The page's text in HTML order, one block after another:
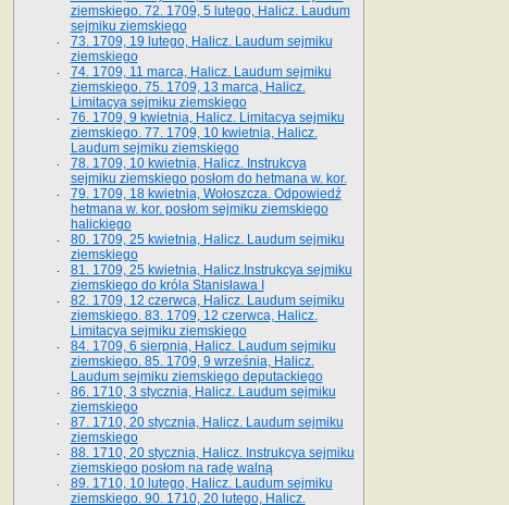
ziemskiego. 72. 1709, 5 lutego, Halicz. Laudum
sejmiku ziemskiego
73. 1709, 19 lutego, Halicz. Laudum sejmiku
ziemskiego
74. 1709, 11 marca, Halicz. Laudum sejmiku
ziemskiego. 75. 1709, 13 marca, Halicz.
Limitacya sejmiku ziemskiego
76. 1709, 9 kwietnia, Halicz. Limitacya sejmiku
ziemskiego. 77. 1709, 10 kwietnia, Halicz.
Laudum sejmiku ziemskiego
78. 1709, 10 kwietnia, Halicz. Instrukcya
sejmiku ziemskiego posłom do hetmana w. kor.
79. 1709, 18 kwietnia, Wołoszcza. Odpowiedź
hetmana w. kor. posłom sejmiku ziemskiego
halickiego
80. 1709, 25 kwietnia, Halicz. Laudum sejmiku
ziemskiego
81. 1709, 25 kwietnia, Halicz.Instrukcya sejmiku
ziemskiego do króla Stanisława I
82. 1709, 12 czerwca, Halicz. Laudum sejmiku
ziemskiego. 83. 1709, 12 czerwca, Halicz.
Limitacya sejmiku ziemskiego
84. 1709, 6 sierpnia, Halicz. Laudum sejmiku
ziemskiego. 85. 1709, 9 września, Halicz.
Laudum sejmiku ziemskiego deputackiego
86. 1710, 3 stycznia, Halicz. Laudum sejmiku
ziemskiego
87. 1710, 20 stycznia, Halicz. Laudum sejmiku
ziemskiego
88. 1710, 20 stycznia, Halicz. Instrukcya sejmiku
ziemskiego posłom na radę walną
89. 1710, 10 lutego, Halicz. Laudum sejmiku
ziemskiego. 90. 1710, 20 lutego, Halicz.